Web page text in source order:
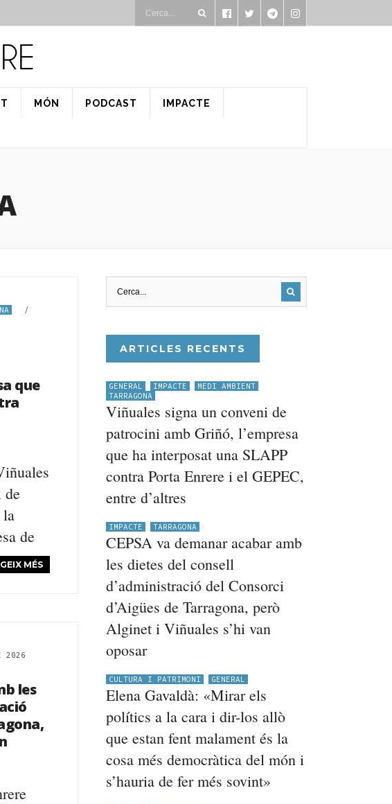
MÓN PODCAST IMPACTE
/
que
de
la
de
MÉS
2026
les
ARTICLES RECENTS
GENERAL IMPACTE
MEDI AMBIENT
TARRAGONA
Viñuales signa un conveni de
patrocini amb Griñó, l’empresa
que ha interposat una SLAPP
contra Porta Enrere i el GEPEC,
entre d’altres
IMPACTE TARRAGONA
CEPSA va demanar acabar amb
les dietes del consell
d’administració del Consorci
d’Aigües de Tarragona, però
Alginet i Viñuales s’hi van
oposar
CULTURA I PATRIMONI GENERAL
Elena Gavaldà: «Mirar els
polítics a la cara i dir-los allò
que estan fent malament és la
cosa més democràtica del món i
s’hauria de fer més sovint»